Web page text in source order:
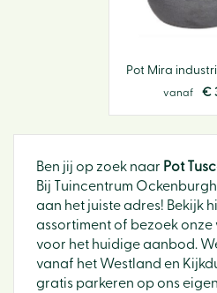
Pot Mira
vanaf €
Ben jij op zoek naar Pot
Bij Tuincentrum
aan het juiste adres! Bekijk
assortiment of bezoek onze
voor het huidige aanbod.
vanaf het Westland en
gratis parkeren op ons